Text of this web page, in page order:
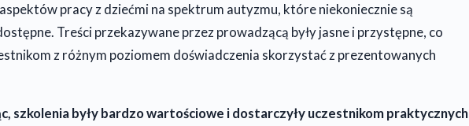
pracy z dziećmi na spektrum autyzmu, które niekoniecznie są
Treści przekazywane przez prowadzącą były jasne i przystępne, co
z różnym poziomem doświadczenia skorzystać z prezentowanych
szkolenia były bardzo wartościowe i dostarczyły uczestnikom praktycznych